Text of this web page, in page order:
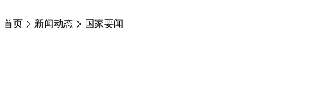
首页 > 新闻动态 > 国家要闻